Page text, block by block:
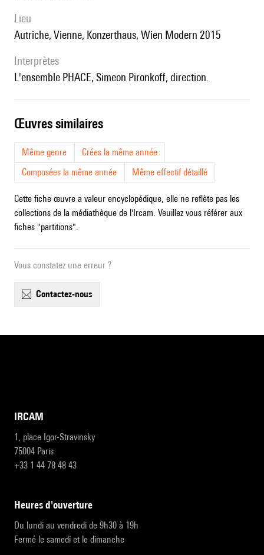
lieu
Autriche, Vienne, Konzerthaus, Wien Modern 2015
interprètes
l'ensemble PHACE, Simeon Pironkoff, direction.
œuvres similaires
Même genre
Crées la même année
Composées la même année
Même effectif détaillé
Cette fiche œuvre a valeur encyclopédique, elle ne reflète pas les
collections de la médiathèque de l'Ircam. Veuillez vous référer aux
fiches "partitions".
Vous constatez une erreur ?
contactez-nous
IRCAM
1, place Igor-Stravinsky
75004 Paris
+33 1 44 78 48 43
heures d'ouverture
Du lundi au vendredi de 9h30 à 19h
Fermé le samedi et le dimanche